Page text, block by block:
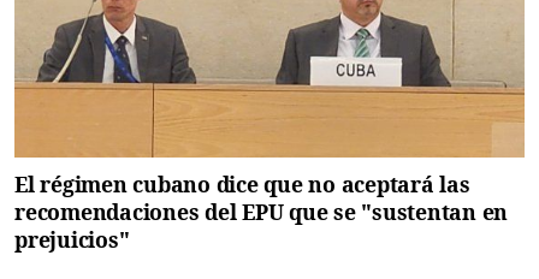
El régimen cubano dice que no aceptará las
recomendaciones del EPU que se "sustentan en
prejuicios"